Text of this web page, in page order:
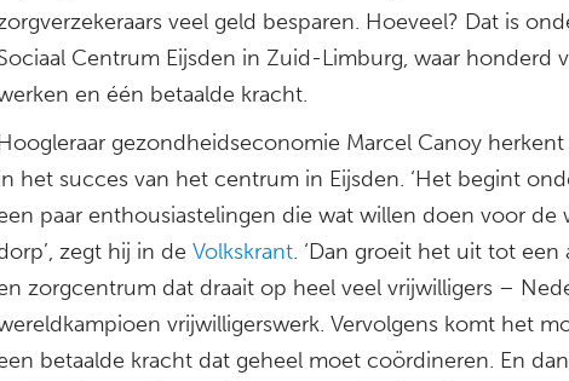
veel geld besparen. Hoeveel? Dat is
Centrum Eijsden in Zuid-Limburg, waar honderd
en één betaalde kracht.
gezondheidseconomie Marcel Canoy
het succes van het centrum in Eijsden. ‘Het begint
paar enthousiastelingen die wat willen doen voor de
zegt hij in de Volkskrant. ‘Dan groeit het uit tot
zorgcentrum dat draait op heel veel vrijwilligers –
vrijwilligerswerk. Vervolgens komt het
betaalde kracht dat geheel moet coördineren. En